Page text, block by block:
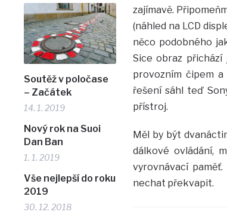
Soutěž v poločase
– Začátek
14. 1. 2019
Nový rok na Suoi
Dan Ban
1. 1. 2019
Vše nejlepší do roku
2019
30. 12. 2018
zajímavě.
(náhled na LCD
něco podobného
Sice obraz
provozním čipem
řešení sáhl teď
přístroj.
Měl by být
dálkové ovládání,
vyrovnávací
nechat překvapit.